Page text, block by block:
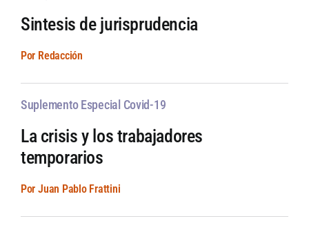
Sintesis de jurisprudencia
Por Redacción
Suplemento Especial Covid-19
La crisis y los trabajadores
temporarios
Por Juan Pablo Frattini